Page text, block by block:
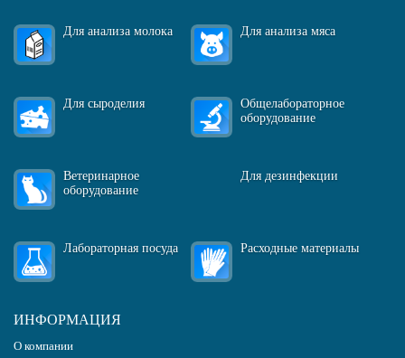
Для анализа молока Для анализа мяса
Для сыроделия
Общелабораторное
оборудование
Ветеринарное
оборудование
Для дезинфекции
Лабораторная посуда Расходные материалы
ИНФОРМАЦИЯ
О компании